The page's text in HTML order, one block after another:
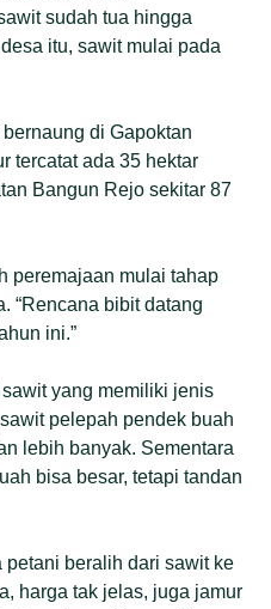
sudah tua hingga
itu, sawit mulai pada
di Gapoktan
tercatat ada 35 hektar
Bangun Rejo sekitar 87
peremajaan mulai tahap
“Rencana bibit datang
ini.”
yang memiliki jenis
pelepah pendek buah
lebih banyak. Sementara
bisa besar, tetapi tandan
petani beralih dari sawit ke
harga tak jelas, juga jamur